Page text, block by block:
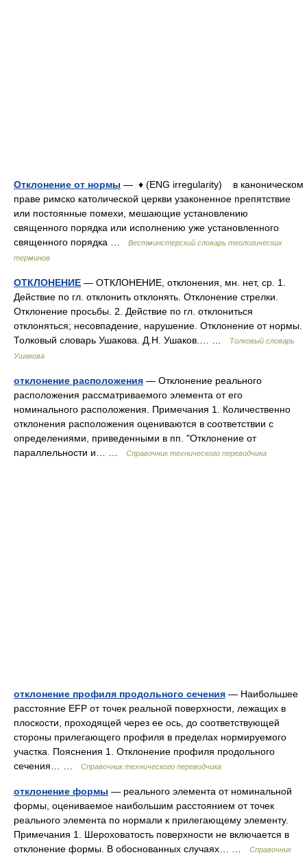
Отклонение от нормы — ♦ (ENG irregularity) в каноническом
праве римско католической церкви узаконенное препятствие
или постоянные помехи, мешающие установлению
священного порядка или исполнению уже установленного
священного порядка …
Вестминстерский словарь теологических
терминов
ОТКЛОНЕНИЕ — ОТКЛОНЕНИЕ, отклонения, мн. нет, ср. 1.
Действие по гл. отклонить отклонять. Отклонение стрелки.
Отклонение просьбы. 2. Действие по гл. отклониться
отклоняться; несовпадение, нарушение. Отклонение от нормы.
Толковый словарь Ушакова. Д.Н. Ушаков.… …
Толковый словарь
Ушакова
отклонение расположения — Отклонение реального
расположения рассматриваемого элемента от его
номинального расположения. Примечания 1. Количественно
отклонения расположения оцениваются в соответствии с
определениями, приведенными в пп. "Отклонение от
параллельности и… …
Справочник технического переводчика
отклонение профиля продольного сечения — Наибольшее
расстояние EFP от точек реальной поверхности, лежащих в
плоскости, проходящей через ее ось, до соответствующей
стороны прилегающего профиля в пределах нормируемого
участка. Пояснения 1. Отклонение профиля продольного
сечения… …
Справочник технического переводчика
отклонение формы — реального элемента от номинальной
формы, оцениваемое наибольшим расстоянием от точек
реального элемента по нормали к прилегающему элементу.
Примечания 1. Шероховатость поверхности не включается в
отклонение формы. В обоснованных случаях… …
Справочник